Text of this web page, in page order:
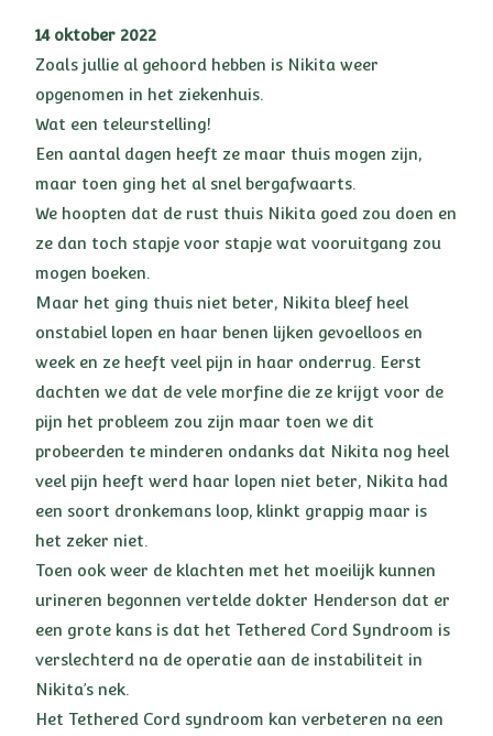
14 oktober 2022
Zoals jullie al gehoord hebben is Nikita weer
opgenomen in het ziekenhuis.
Wat een teleurstelling!
Een aantal dagen heeft ze maar thuis mogen zijn,
maar toen ging het al snel bergafwaarts.
We hoopten dat de rust thuis Nikita goed zou doen en
ze dan toch stapje voor stapje wat vooruitgang zou
mogen boeken.
Maar het ging thuis niet beter, Nikita bleef heel
onstabiel lopen en haar benen lijken gevoelloos en
week en ze heeft veel pijn in haar onderrug. Eerst
dachten we dat de vele morfine die ze krijgt voor de
pijn het probleem zou zijn maar toen we dit
probeerden te minderen ondanks dat Nikita nog heel
veel pijn heeft werd haar lopen niet beter, Nikita had
een soort dronkemans loop, klinkt grappig maar is
het zeker niet.
Toen ook weer de klachten met het moeilijk kunnen
urineren begonnen vertelde dokter Henderson dat er
een grote kans is dat het Tethered Cord Syndroom is
verslechterd na de operatie aan de instabiliteit in
Nikita’s nek.
Het Tethered Cord syndroom kan verbeteren na een